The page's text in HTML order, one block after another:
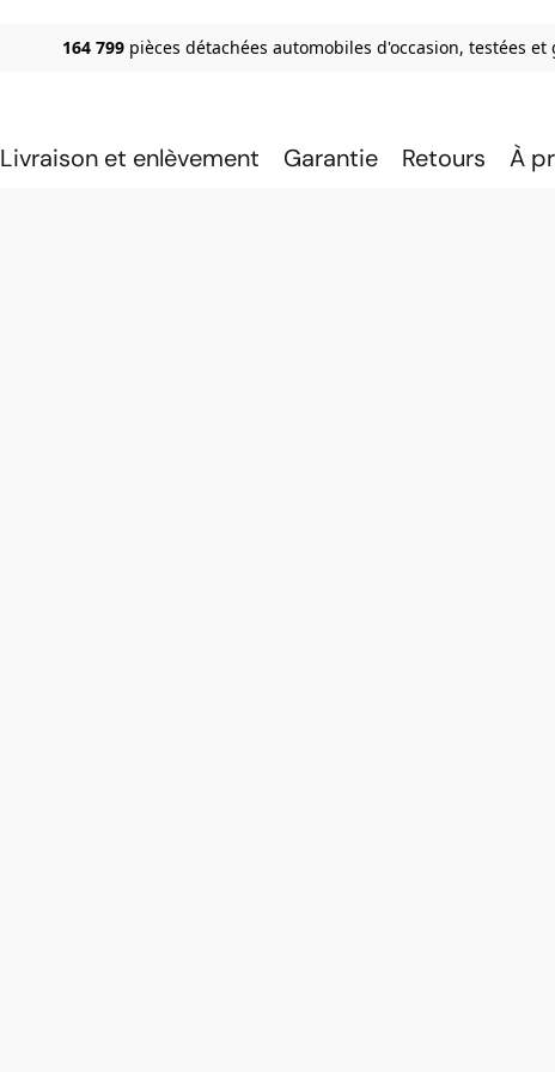
164 799 pièces détachées automobiles d'occasion, testées
Livraison et enlèvement Garantie Retours À